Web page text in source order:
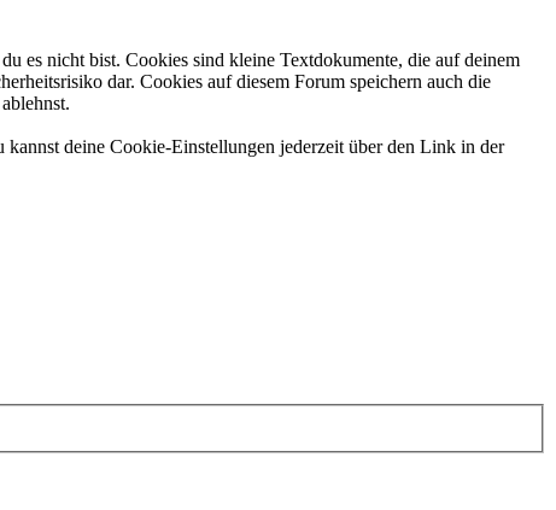
es nicht bist. Cookies sind kleine Textdokumente, die auf deinem
dar. Cookies auf diesem Forum speichern auch die
deine Cookie-Einstellungen jederzeit über den Link in der